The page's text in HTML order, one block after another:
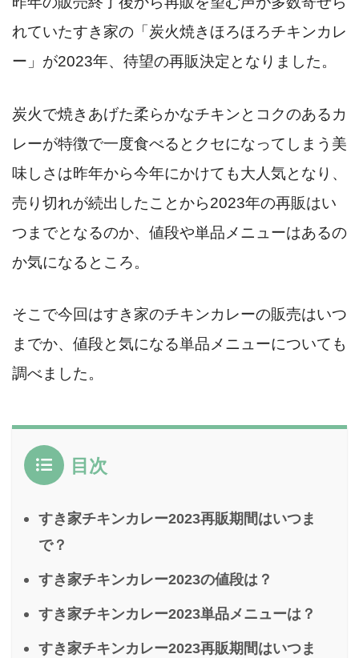
れていたすき家の「炭火焼きほろほろチキンカレ
ー」が2023年、待望の再販決定となりました。
炭火で焼きあげた柔らかなチキンとコクのあるカ
レーが特徴で一度食べるとクセになってしまう美
味しさは昨年から今年にかけても大人気となり、
売り切れが続出したことから2023年の再販はい
つまでとなるのか、値段や単品メニューはあるの
か気になるところ。
そこで今回はすき家のチキンカレーの販売はいつ
までか、値段と気になる単品メニューについても
調べました。
目次
すき家チキンカレー2023再販期間はいつま
で？
すき家チキンカレー2023の値段は？
すき家チキンカレー2023単品メニューは？
すき家チキンカレー2023再販期間はいつま